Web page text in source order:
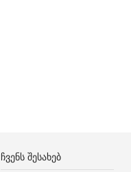
ᲩᲕᲔᲜᲡ ᲨᲔᲡᲐᲮᲔᲑ